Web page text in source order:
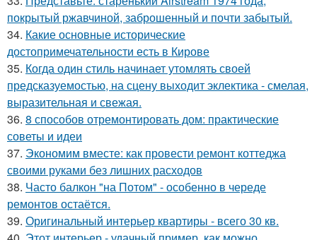
покрытый ржавчиной, заброшенный и почти забытый.
34. Какие основные исторические
достопримечательности есть в Кирове
35. Когда один стиль начинает утомлять своей
предсказуемостью, на сцену выходит эклектика - смелая,
выразительная и свежая.
36. 8 способов отремонтировать дом: практические
советы и идеи
37. Экономим вместе: как провести ремонт коттеджа
своими руками без лишних расходов
38. Часто балкон "на Потом" - особенно в череде
ремонтов остаётся.
39. Оригинальный интерьер квартиры - всего 30 кв.